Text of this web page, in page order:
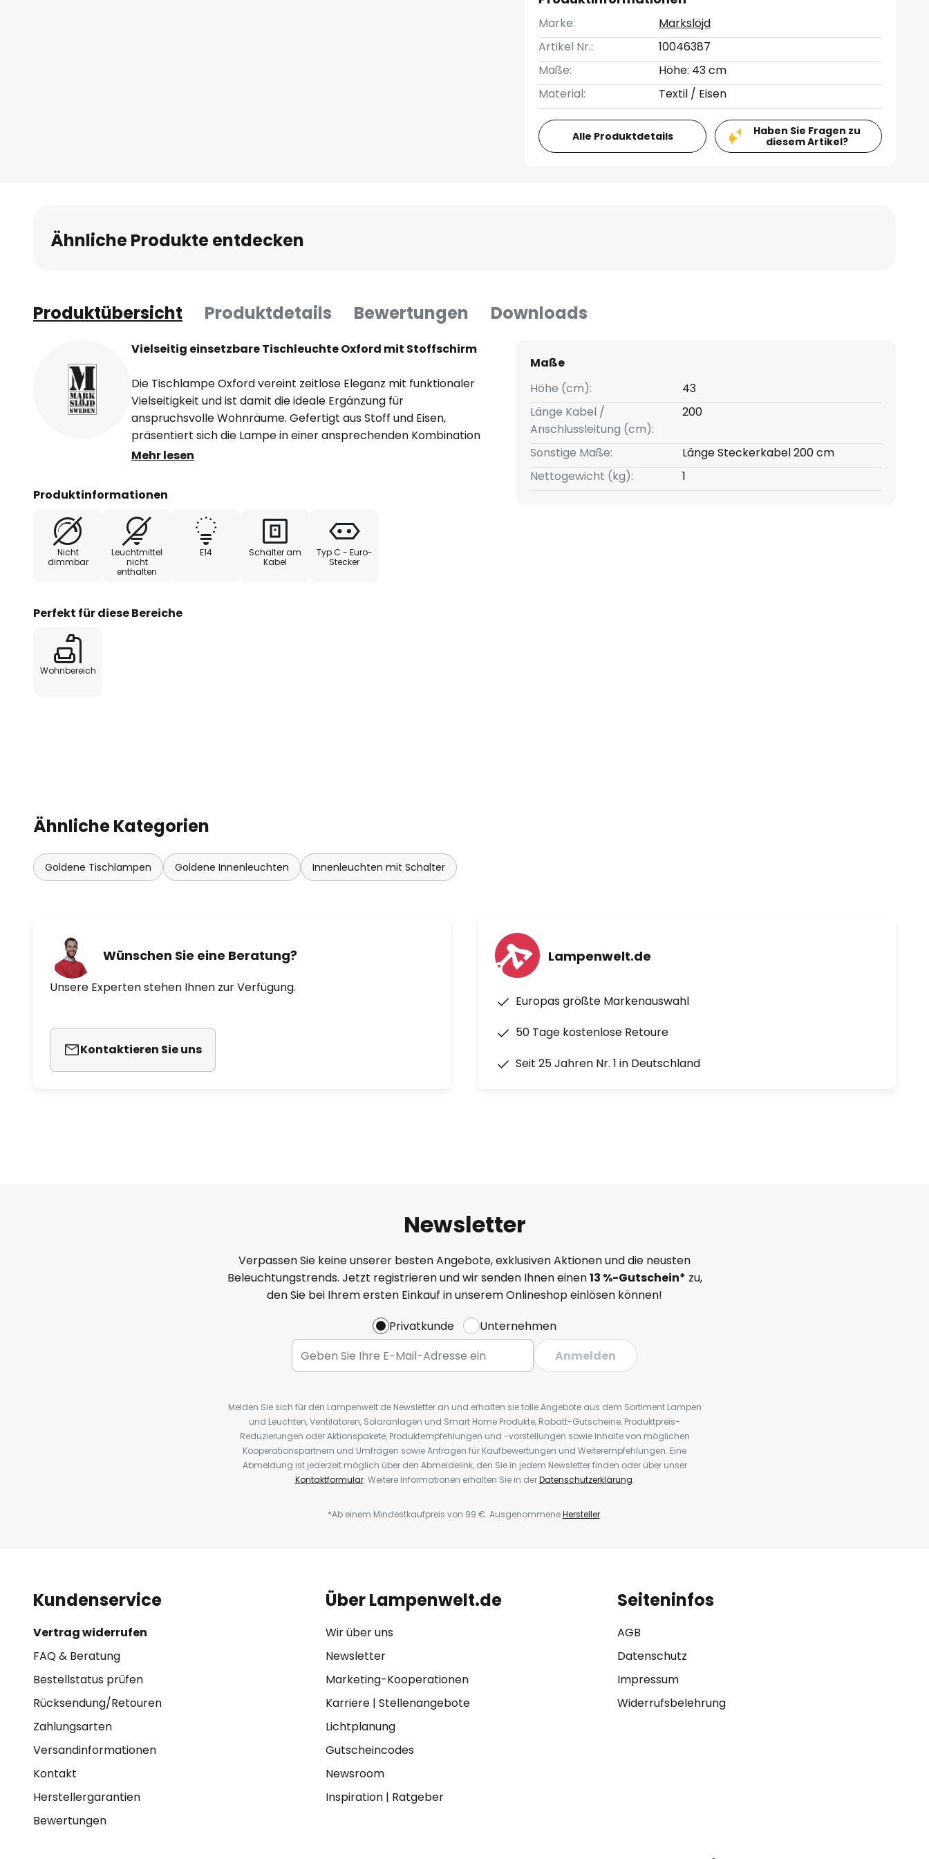
Marke:
Markslöjd
Artikel Nr.:
10046387
Maße:
Höhe: 43 cm
Material:
Textil / Eisen
Alle Produktdetails
Haben Sie Fragen zu
diesem Artikel?
Ähnliche Produkte entdecken
Produktübersicht Produktdetails Bewertungen Downloads
Vielseitig einsetzbare Tischleuchte Oxford mit Stoffschirm
Die Tischlampe Oxford vereint zeitlose Eleganz mit funktionaler
Vielseitigkeit und ist damit die ideale Ergänzung für
anspruchsvolle Wohnräume. Gefertigt aus Stoff und Eisen,
präsentiert sich die Lampe in einer ansprechenden Kombination
aus messingfarbenem Finish und naturweißem Schirm. Diese
einladende Atmosphäre, sei es im Wohnzimmer, Esszimmer
- mit Schalter am Kabel ausgestattet
Mehr lesen
Produktinformationen
Nicht
dimmbar
Leuchtmittel
nicht
enthalten
E14
Schalter am
Kabel
Typ C - Euro-
Stecker
Perfekt für diese Bereiche
Wohnbereich
Maße
Höhe (cm):
43
Länge Kabel /
Anschlussleitung (cm):
200
Sonstige Maße:
Länge Steckerkabel 200 cm
Nettogewicht (kg):
1
Ähnliche Kategorien
Goldene Tischlampen Goldene Innenleuchten Innenleuchten mit Schalter
Wünschen Sie eine Beratung?
Unsere Experten stehen Ihnen zur Verfügung.
Kontaktieren Sie uns
Lampenwelt.de
Europas größte Markenauswahl
50 Tage kostenlose Retoure
Seit 25 Jahren Nr. 1 in Deutschland
Newsletter
Verpassen Sie keine unserer besten Angebote, exklusiven Aktionen und die neusten
Beleuchtungstrends. Jetzt registrieren und wir senden Ihnen einen13 %-Gutschein* zu,
den Sie bei Ihrem ersten Einkauf in unserem Onlineshop einlösen können!
Privatkunde
Unternehmen
Anmelden
Melden Sie sich für den Lampenwelt.de Newsletter an und erhalten sie tolle Angebote aus dem Sortiment Lampen
und Leuchten, Ventilatoren, Solaranlagen und Smart Home Produkte, Rabatt-Gutscheine, Produktpreis-
Reduzierungen oder Aktionspakete, Produktempfehlungen und -vorstellungen sowie Inhalte von möglichen
Kooperationspartnern und Umfragen sowie Anfragen für Kaufbewertungen und Weiterempfehlungen. Eine
Abmeldung ist jederzeit möglich über den Abmeldelink, den Sie in jedem Newsletter finden oder über unser
Kontaktformular. Weitere Informationen erhalten Sie in derDatenschutzerklärung.
*Ab einem Mindestkaufpreis von 99 €. AusgenommeneHersteller.
Kundenservice
Vertrag widerrufen
FAQ & Beratung
Bestellstatus prüfen
Rücksendung/Retouren
Zahlungsarten
Versandinformationen
Kontakt
Herstellergarantien
Bewertungen
Über Lampenwelt.de
Wir über uns
Newsletter
Marketing-Kooperationen
Karriere| Stellenangebote
Lichtplanung
Gutscheincodes
Newsroom
Inspiration| Ratgeber
Seiteninfos
AGB
Datenschutz
Impressum
Widerrufsbelehrung